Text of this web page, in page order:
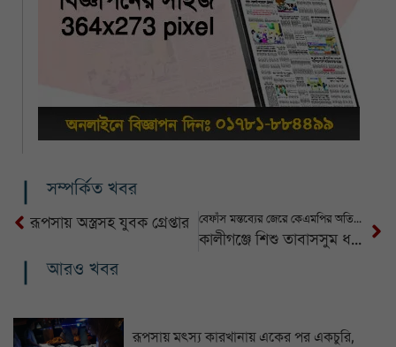
সম্পর্কিত খবর
রূপসায় অস্ত্রসহ যুবক গ্রেপ্তার বেফাঁস মন্তব্যের জেরে কেএমপির অতিরিক্ত কমিশনার প্রত্যাহার
কালীগঞ্জে শিশু তাবাসসুম ধর্ষণ ও হত্যা মামলায় অভিযুক্তের ফাঁসির আদেশ
আরও খবর
রূপসায় মৎস্য কারখানায় একের পর একচুরি,